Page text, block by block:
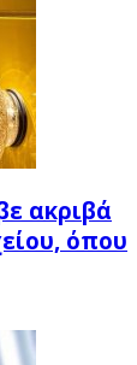
ακριβά
όπου